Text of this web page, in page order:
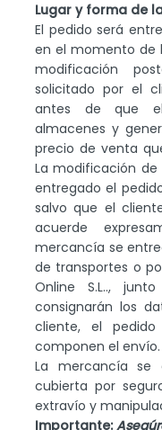
Lugar y forma de
El pedido será
en el momento de
modificación
solicitado por el
antes de que
almacenes y
precio de venta
La modificación
entregado el
salvo que el
acuerde
mercancía se
de transportes o
Online S.L..,
consignarán los
cliente, el
componen el envío.
La mercancía se
cubierta por
extravío y
Importante: